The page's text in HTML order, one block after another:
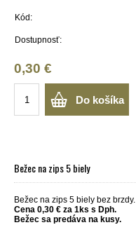
Kód:
Dostupnosť:
0,30 €
Do košíka
Bežec na zips 5 biely
Bežec na zips 5 biely bez brzdy.
Cena 0,30 € za 1ks s Dph.
Bežec sa predáva na kusy.